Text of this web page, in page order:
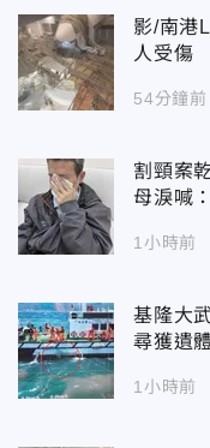
影/南港
人受傷
54分鐘前
割頸案
母淚喊
1小時前
基隆大
尋獲遺
1小時前